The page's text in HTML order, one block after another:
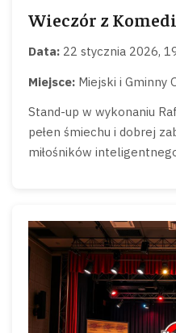
Wieczór z
Data: 22 stycznia 2026,
Miejsce: Miejski i Gminny
Stand-up w wykonaniu
pełen śmiechu i dobrej
miłośników